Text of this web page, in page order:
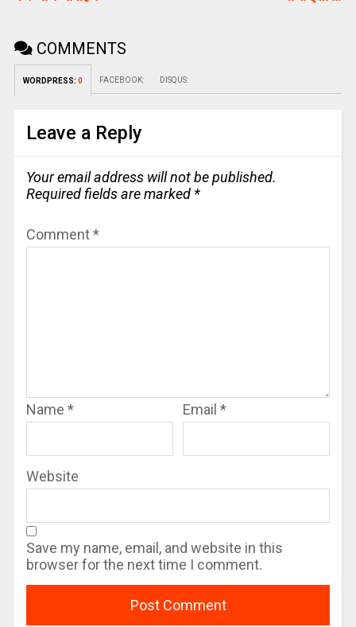
COMMENTS
WORDPRESS: 0 FACEBOOK: DISQUS:
Leave a Reply
Your email address will not be published.
Required fields are marked *
Comment*
Name * Email *
Website
Save my name, email, and website in this
browser for the next time I comment.